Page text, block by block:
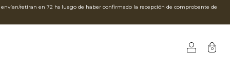
envían/retiran en 72 hs luego de haber confirmado la recepción de comprobante de
0